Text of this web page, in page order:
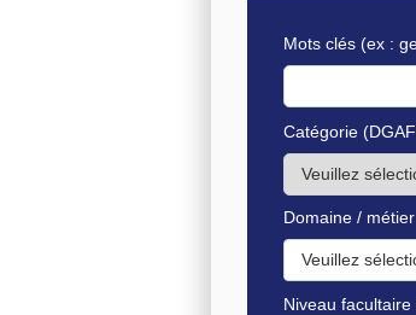
Mots clés (ex :
Catégorie
Domaine / métier
Veuillez
Niveau